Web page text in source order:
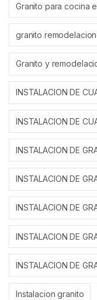
Granito para cocina
granito
Granito y
INSTALACION DE
INSTALACION DE
INSTALACION DE
INSTALACION DE
INSTALACION DE
INSTALACION DE
INSTALACION DE
Instalacion granito